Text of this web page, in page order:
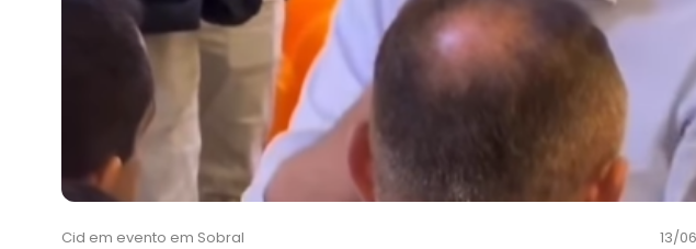
Cid em evento em Sobral 13/